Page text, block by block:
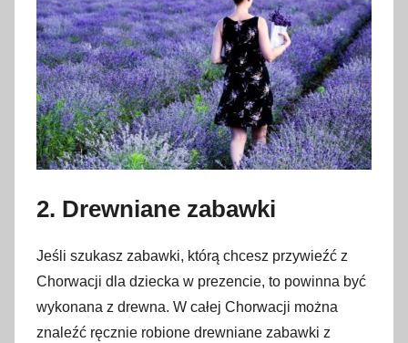
2. Drewniane zabawki
Jeśli szukasz zabawki, którą chcesz przywieźć z
Chorwacji dla dziecka w prezencie, to powinna być
wykonana z drewna. W całej Chorwacji można
znaleźć ręcznie robione drewniane zabawki z